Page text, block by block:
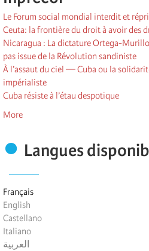
Le Forum social mondial interdit et
Ceuta: la frontière du droit à avoir des
Nicaragua : La dictature Ortega-Murillo
pas issue de la Révolution sandiniste
À l’assaut du ciel — Cuba ou la
impérialiste
Cuba résiste à l’étau despotique
More
Langues
Français
English
Castellano
Italiano
العربية